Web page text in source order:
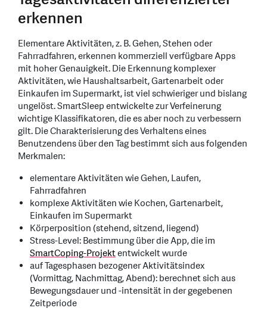
erkennen
Elementare Aktivitäten, z. B. Gehen, Stehen oder
Fahrradfahren, erkennen kommerziell verfügbare Apps
mit hoher Genauigkeit. Die Erkennung komplexer
Aktivitäten, wie Haushaltsarbeit, Gartenarbeit oder
Einkaufen im Supermarkt, ist viel schwieriger und bislang
ungelöst. SmartSleep entwickelte zur Verfeinerung
wichtige Klassifikatoren, die es aber noch zu verbessern
gilt. Die Charakterisierung des Verhaltens eines
Benutzendens über den Tag bestimmt sich aus folgenden
Merkmalen:
elementare Aktivitäten wie Gehen, Laufen,
Fahrradfahren
komplexe Aktivitäten wie Kochen, Gartenarbeit,
Einkaufen im Supermarkt
Körperposition (stehend, sitzend, liegend)
Stress-Level: Bestimmung über die App, die im
SmartCoping-Projektentwickelt wurde
auf Tagesphasen bezogener Aktivitätsindex
(Vormittag, Nachmittag, Abend): berechnet sich aus
Bewegungsdauer und -intensität in der gegebenen
Zeitperiode